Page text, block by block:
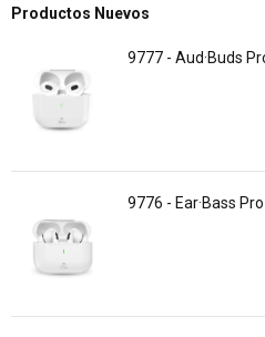
Productos Nuevos
9777 - Aud·Buds
9776 - Ear·Bass